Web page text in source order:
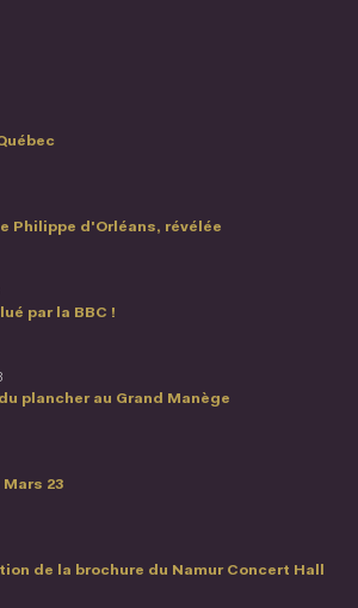
Philippe d'Orléans, révélée
par la BBC !
plancher au Grand Manège
Mars 23
de la brochure du Namur Concert Hall